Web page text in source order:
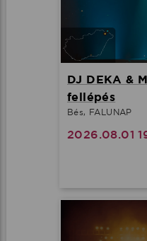
DJ DEKA &
fellépés
Bés, FALUNAP
2026.08.01